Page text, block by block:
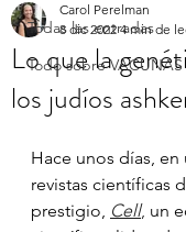
Todas las entradas
Todo sobre
Lo que la
los judíos
Carol Perelman
8 dic 2022 4 min de
Hace unos días, en
revistas científicas
prestigio, Cell, un